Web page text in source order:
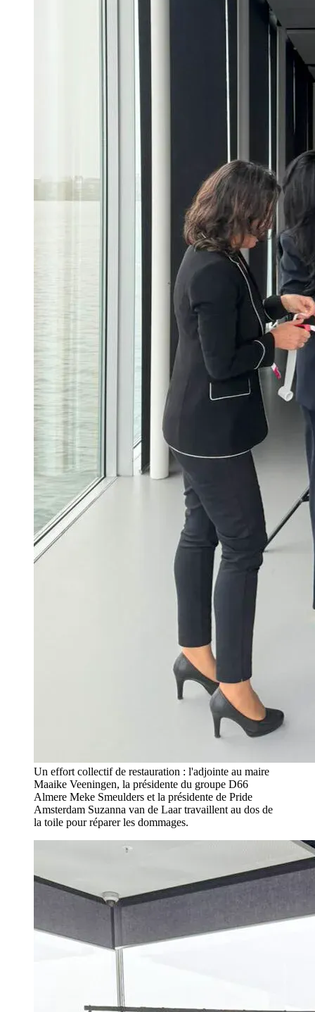
Un effort collectif de restauration : l'adjointe au maire
Maaike Veeningen, la présidente du groupe D66
Almere Meke Smeulders et la présidente de Pride
Amsterdam Suzanna van de Laar travaillent au dos de
la toile pour réparer les dommages.